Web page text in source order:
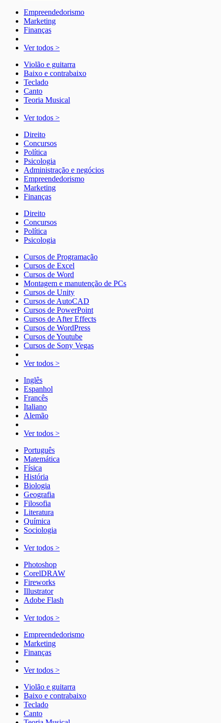
Empreendedorismo
Marketing
Finanças
Ver todos >
Violão e guitarra
Baixo e contrabaixo
Teclado
Canto
Teoria Musical
Ver todos >
Direito
Concursos
Política
Psicologia
Administração e negócios
Empreendedorismo
Marketing
Finanças
Direito
Concursos
Política
Psicologia
Cursos de Programação
Cursos de Excel
Cursos de Word
Montagem e manutenção de PCs
Cursos de Unity
Cursos de AutoCAD
Cursos de PowerPoint
Cursos de After Effects
Cursos de WordPress
Cursos de Youtube
Cursos de Sony Vegas
Ver todos >
Inglês
Espanhol
Francês
Italiano
Alemão
Ver todos >
Português
Matemática
Física
História
Biologia
Geografia
Filosofia
Literatura
Química
Sociologia
Ver todos >
Photoshop
CorelDRAW
Fireworks
Illustrator
Adobe Flash
Ver todos >
Empreendedorismo
Marketing
Finanças
Ver todos >
Violão e guitarra
Baixo e contrabaixo
Teclado
Canto